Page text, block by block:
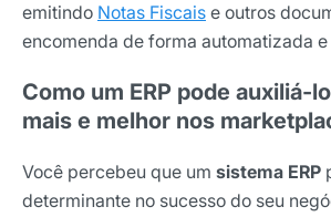
emitindo Notas Fiscais e outros
encomenda de forma automatizada
Como um ERP pode auxiliá-
mais e melhor nos
Você percebeu que um sistema ERP
determinante no sucesso do seu